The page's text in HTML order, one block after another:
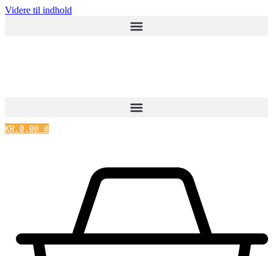
Videre til indhold
KR. 0,00 0